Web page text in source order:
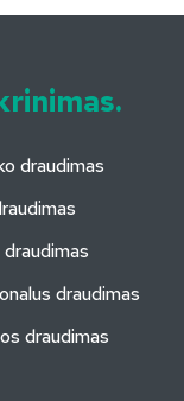
draudimas
draudimas
draudimas